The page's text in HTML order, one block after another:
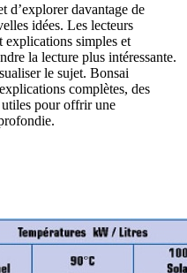
d’explorer davantage de
idées. Les lecteurs
explications simples et
la lecture plus intéressante.
le sujet. Bonsai
complètes, des
utiles pour offrir une